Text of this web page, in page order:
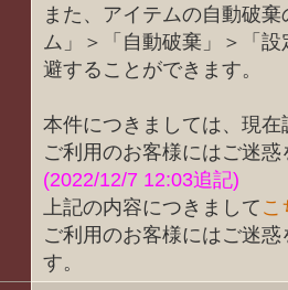
また、アイテムの自動破
ム」＞「自動破棄」＞「
避することができます。
本件につきましては、現
ご利用のお客様にはご迷
(2022/12/7 12:03追記)
上記の内容につきましてこ
ご利用のお客様にはご迷
す。